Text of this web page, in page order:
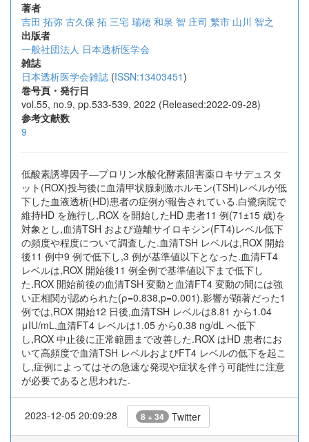
著者
吉田 拓弥 古久保 拓 三宅 瑞穂 和泉 智 庄司 繁市 山川 智之
出版者
一般社団法人 日本透析医学会
雑誌
日本透析医学会雑誌 (ISSN:13403451)
巻号頁・発行日
vol.55, no.9, pp.533-539, 2022 (Released:2022-09-28)
参考文献数
9
低酸素誘導因子―プロリン水酸化酵素阻害薬ロキサデュスタ
ット(ROX)投与後に血清甲状腺刺激ホルモン(TSH)レベルが低
下した血液透析(HD)患者の症例が報告されている.白鷺病院で
維持HD を施行し,ROX を開始したHD 患者11 例(71±15 歳)を
対象とし,血清TSH および遊離サイロキシン(FT4)レベル低下
の頻度や程度について調査した.血清TSH レベルは,ROX 開始
後11 例中9 例で低下し,3 例が基準値以下となった.血清FT4
レベルは,ROX 開始後11 例全例で基準値以下まで低下し
た.ROX 開始前後の血清TSH 変動と血清FT4 変動の間には強
い正相関が認められた(ρ=0.838,p=0.001).影響が顕著だった1
例では,ROX 開始12 日後,血清TSH レベルは8.81 から1.04
μIU/mL,血清FT4 レベルは1.05 から0.38 ng/dL へ低下
し,ROX 中止後に正常範囲まで改善した.ROX はHD 患者にお
いて高頻度で血清TSH レベルおよびFT4 レベルの低下を起こ
し,症例によってはその急速な発現や症状を伴う可能性に注意
が必要であると思われた.
2023-12-05 20:09:28 8 + 34 Twitter